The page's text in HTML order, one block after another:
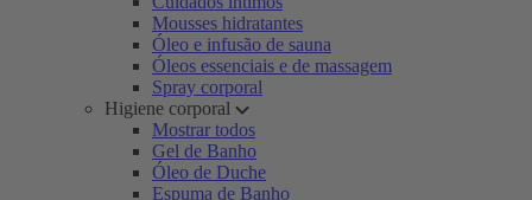
Mousses hidratantes
Óleo e infusão de sauna
Óleos essenciais e de massagem
Spray corporal
Higiene corporal
Mostrar todos
Gel de Banho
Óleo de Duche
Espuma de Banho